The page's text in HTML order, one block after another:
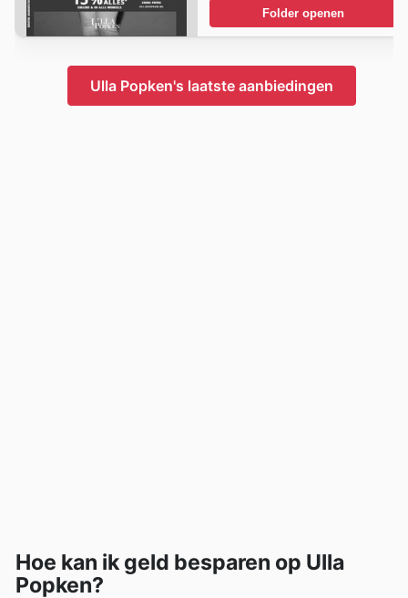
Folder openen
Ulla Popken's laatste aanbiedingen
Hoe kan ik geld besparen op Ulla
Popken?